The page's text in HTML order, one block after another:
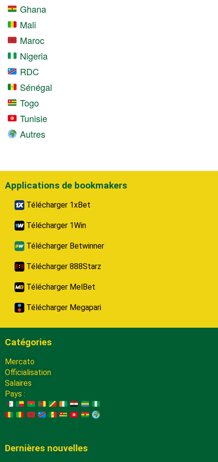
Ghana
Mali
Maroc
Nigeria
RDC
Sénégal
Togo
Tunisie
Autres
Applications de bookmakers
Télécharger 1xBet
Télécharger 1Win
Télécharger Betwinner
Télécharger 888Starz
Télécharger MelBet
Télécharger Megapari
Catégories
Mercato
Officialisation
Salaires
Pays :
Dernières nouvelles